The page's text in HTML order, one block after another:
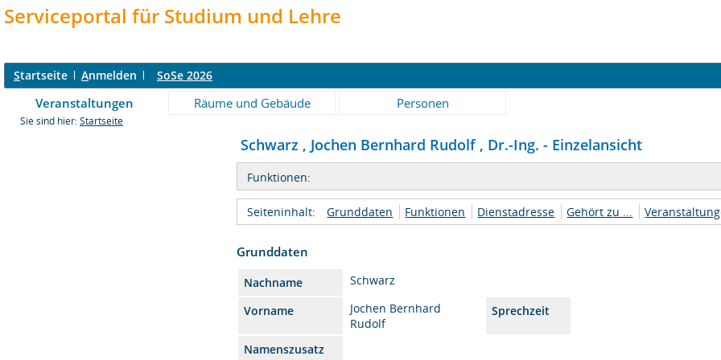
Serviceportal für Studium und Lehre
Startseite Anmelden SoSe 2026
Veranstaltungen Räume und Gebäude Personen
Sie sind hier: Startseite
Schwarz , Jochen Bernhard Rudolf , Dr.-Ing. - Einzelansicht
Funktionen:
Seiteninhalt: Grunddaten Funktionen Dienstadresse Gehört zu ...
Grunddaten
Nachname
Schwarz
Vorname
Jochen Bernhard
Rudolf
Sprechzeit
Namenszusatz